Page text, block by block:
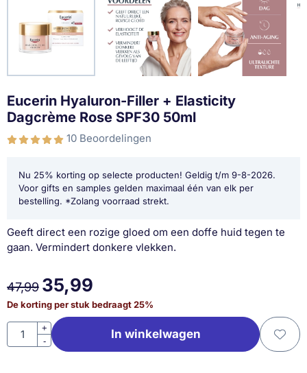
Eucerin Hyaluron-Filler + Elasticity
Dagcrème Rose SPF30 50ml
10 Beoordelingen
Nu 25% korting op selecte producten! Geldig t/m 9-8-2026.
Voor gifts en samples gelden maximaal één van elk per
bestelling. *Zolang voorraad strekt.
Geeft direct een rozige gloed om een doffe huid tegen te
gaan. Vermindert donkere vlekken.
47,99 35,99
De korting per stuk bedraagt25%
Aantal
+
-
In winkelwagen